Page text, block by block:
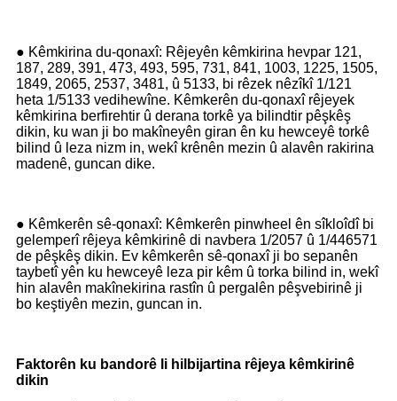
● Kêmkirina du-qonaxî: Rêjeyên kêmkirina hevpar 121,
187, 289, 391, 473, 493, 595, 731, 841, 1003, 1225, 1505,
1849, 2065, 2537, 3481, û 5133, bi rêzek nêzîkî 1/121
heta 1/5133 vedihewîne. Kêmkerên du-qonaxî rêjeyek
kêmkirina berfirehtir û derana torkê ya bilindtir pêşkêş
dikin, ku wan ji bo makîneyên giran ên ku hewceyê torkê
bilind û leza nizm in, wekî krênên mezin û alavên rakirina
madenê, guncan dike.
● Kêmkerên sê-qonaxî: Kêmkerên pinwheel ên sîkloîdî bi
gelemperî rêjeya kêmkirinê di navbera 1/2057 û 1/446571
de pêşkêş dikin. Ev kêmkerên sê-qonaxî ji bo sepanên
taybetî yên ku hewceyê leza pir kêm û torka bilind in, wekî
hin alavên makînekirina rastîn û pergalên pêşvebirinê ji
bo keştiyên mezin, guncan in.
Faktorên ku bandorê li hilbijartina rêjeya kêmkirinê
dikin